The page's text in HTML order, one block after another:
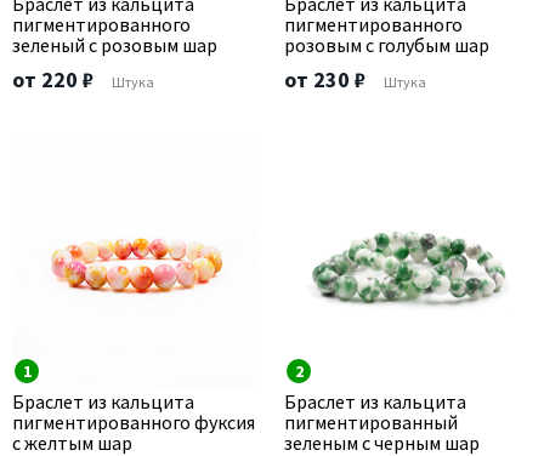
пигментированного
зеленый с розовым шар
от 220 ₽ Штука
пигментированного
розовым с голубым шар
от 230 ₽ Штука
1
Браслет из кальцита
пигментированного фуксия
с желтым шар
2
Браслет из кальцита
пигментированный
зеленым с черным шар